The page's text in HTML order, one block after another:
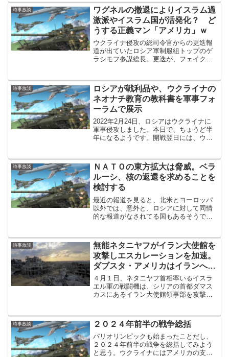
後、ウクライナでのロシアとＮＡＴＯの
戦争が長引けば、戦車などの...
時事放談
ワグネルの撤退によりイスラム過
激派やイスラム国が活発化？ ど
うする正義マン「アメリカ」ｗ
ウクライナ侵攻の総司令官からの更迭報
道が出ていたロシア軍制服組トップのゲ
ラシモフ参謀総長。更迭が、フェイクニ
の総司令官を続投のようです。いやい
や、デマのせいで、今回の記...
時事放談
ロシアが戦利品や、ウクライナの
ネオナチ教育の教科書を軍事フォ
ーラムで展示
2022年2月24日、ロシアはウクライナに
軍事侵攻しました。本日で、ちょうど半
年になるようです。開戦翌日には、ウク
れ、戦争は長期戦へと移行してきまし
た。開戦から現在まで...
時事放談
ＮＡＴＯの東方拡大は脅威。ベラ
ルーシ、核の返還を求めることを
検討する
最近の報道を見ると、北米とヨーロッパ
以外では、意外と、ロシアに対して同情
的な報道がなされてる国もあるそうで
的な報道がなされてる国がある、と言う
ことです。昔は西側諸国と共...
時事放談
無能ネタニヤフがイラン大使館を
攻撃しエスカレーションを加速。
ダブスタ・アメリカはイランへの
制裁を検討。ウクライナではロシ
ア軍の前進が続く
４月１日、ネタニヤフ首相率いるイスラ
エル軍の戦闘機は、シリアの首都ダマス
カスにあるイラン大使館領事部を攻撃。
７人が死亡したと発表しました。シリア
国営メディアによると、イ...
時事放談 ２０２４年前半の戦争総括
パリオリンピックも始まったことだし、
２０２４年前半の戦争を総括してみよう
と思う。ウクライナにはアメリカの支援